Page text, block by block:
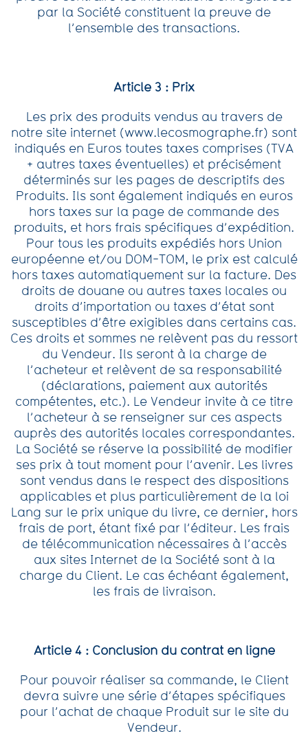
par la Société constituent la preuve de
l’ensemble des transactions.
Article 3 : Prix
Les prix des produits vendus au travers de
notre site internet (www.lecosmographe.fr) sont
indiqués en Euros toutes taxes comprises (TVA
+ autres taxes éventuelles) et précisément
déterminés sur les pages de descriptifs des
Produits. Ils sont également indiqués en euros
hors taxes sur la page de commande des
produits, et hors frais spécifiques d’expédition.
Pour tous les produits expédiés hors Union
européenne et/ou DOM-TOM, le prix est calculé
hors taxes automatiquement sur la facture. Des
droits de douane ou autres taxes locales ou
droits d’importation ou taxes d’état sont
susceptibles d’être exigibles dans certains cas.
Ces droits et sommes ne relèvent pas du ressort
du Vendeur. Ils seront à la charge de
l’acheteur et relèvent de sa responsabilité
(déclarations, paiement aux autorités
compétentes, etc.). Le Vendeur invite à ce titre
l’acheteur à se renseigner sur ces aspects
auprès des autorités locales correspondantes.
La Société se réserve la possibilité de modifier
ses prix à tout moment pour l’avenir. Les livres
sont vendus dans le respect des dispositions
applicables et plus particulièrement de la loi
Lang sur le prix unique du livre, ce dernier, hors
frais de port, étant fixé par l’éditeur. Les frais
de télécommunication nécessaires à l’accès
aux sites Internet de la Société sont à la
charge du Client. Le cas échéant également,
les frais de livraison.
Article 4 : Conclusion du contrat en ligne
Pour pouvoir réaliser sa commande, le Client
devra suivre une série d’étapes spécifiques
pour l’achat de chaque Produit sur le site du
Vendeur.